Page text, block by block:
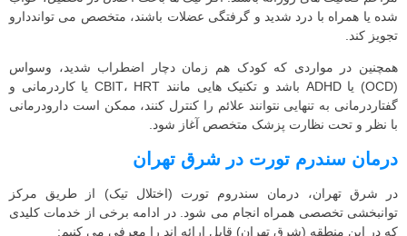
شده یا همراه با درد شدید و گرفتگی عضلات باشند، متخصص می توانددارو
تجویز کند.
همچنین در مواردی که کودک هم‌ زمان دچار اضطراب شدید، وسواس
(OCD) یا ADHD باشد و تکنیک هایی مانند CBIT، HRT یا کاردرمانی و
گفتاردرمانی به تنهایی نتوانند علائم را کنترل کنند، ممکن است دارودرمانی
با نظر و تحت نظارت پزشک متخصص آغاز شود.
درمان سندرم تورت در شرق تهران
در شرق تهران، درمان سندروم تورت (اختلال تیک) از طریق مرکز
توانبخشی تخصصی همراه انجام می شود. در ادامه برخی از خدمات کلیدی
که در این منطقه (شرق تهران) قابل ارائه‌ اند را معرفی می کنیم: